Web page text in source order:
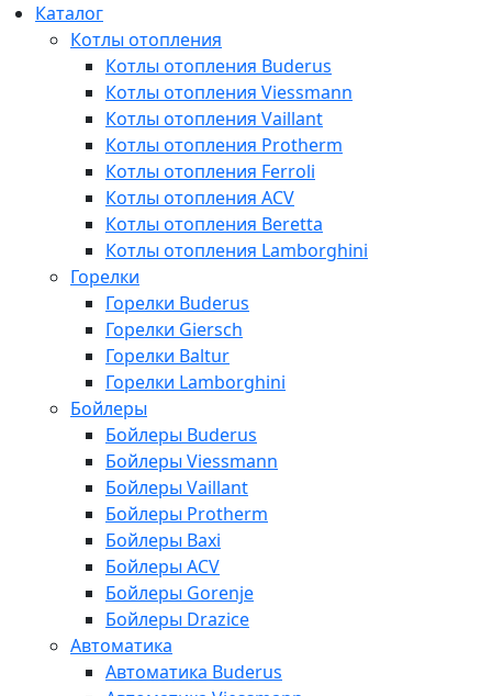
Каталог
Котлы отопления
Котлы отопления Buderus
Котлы отопления Viessmann
Котлы отопления Vaillant
Котлы отопления Protherm
Котлы отопления Ferroli
Котлы отопления ACV
Котлы отопления Beretta
Котлы отопления Lamborghini
Горелки
Горелки Buderus
Горелки Giersch
Горелки Baltur
Горелки Lamborghini
Бойлеры
Бойлеры Buderus
Бойлеры Viessmann
Бойлеры Vaillant
Бойлеры Protherm
Бойлеры Baxi
Бойлеры ACV
Бойлеры Gorenje
Бойлеры Drazice
Автоматика
Автоматика Buderus